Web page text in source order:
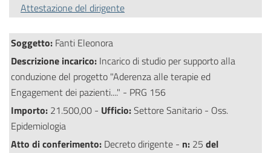
Attestazione del dirigente
Soggetto: Fanti Eleonora
Descrizione incarico: Incarico di studio per supporto alla
conduzione del progetto "Aderenza alle terapie ed
Engagement dei pazienti...." - PRG 156
Importo: 21.500,00 - Ufficio:Settore Sanitario - Oss.
Epidemiologia
Atto di conferimento: Decreto dirigente - n: 25 del